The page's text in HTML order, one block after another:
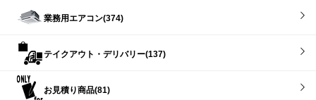
業務用エアコン(374)
テイクアウト・デリバリー(137)
お見積り商品(81)